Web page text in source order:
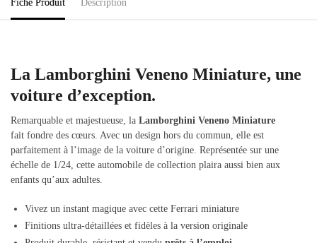
Fiche Produit Description
La Lamborghini Veneno Miniature, une
voiture d’exception.
Remarquable et majestueuse, la Lamborghini Veneno Miniature
fait fondre des cœurs. Avec un design hors du commun, elle est
parfaitement à l’image de la voiture d’origine. Représentée sur une
échelle de 1/24, cette automobile de collection plaira aussi bien aux
enfants qu’aux adultes.
Vivez un instant magique avec cette Ferrari miniature
Finitions ultra-détaillées et fidèles à la version originale